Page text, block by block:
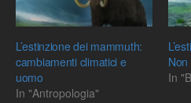
L’estinzione dei mammuth:
cambiamenti climatici e
uomo
In "Antropologia"
In